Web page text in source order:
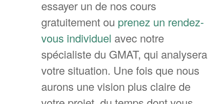
essayer un de nos cours
gratuitement ou prenez un rendez-
vous individuel avec notre
spécialiste du GMAT, qui analysera
votre situation. Une fois que nous
aurons une vision plus claire de